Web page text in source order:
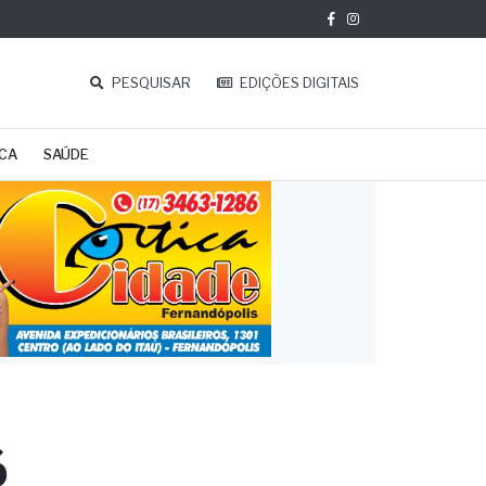
PESQUISAR EDIÇÕES DIGITAIS
SAÚDE